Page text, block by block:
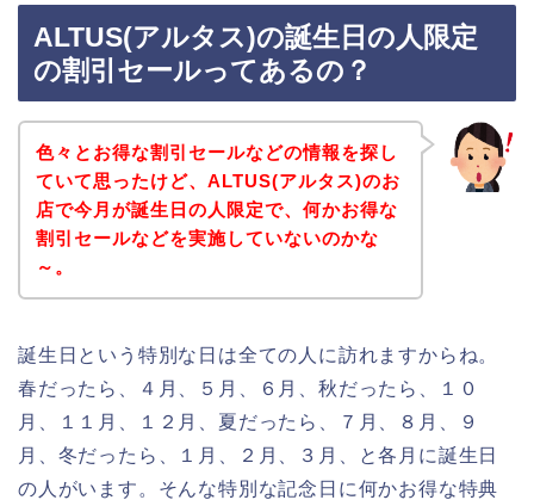
ALTUS(アルタス)の誕生日の人限定
の割引セールってあるの？
色々とお得な割引セールなどの情報を探し
ていて思ったけど、ALTUS(アルタス)のお
店で今月が誕生日の人限定で、何かお得な
割引セールなどを実施していないのかな
～。
誕生日という特別な日は全ての人に訪れますからね。
春だったら、４月、５月、６月、秋だったら、１０
月、１１月、１２月、夏だったら、７月、８月、９
月、冬だったら、１月、２月、３月、と各月に誕生日
の人がいます。そんな特別な記念日に何かお得な特典